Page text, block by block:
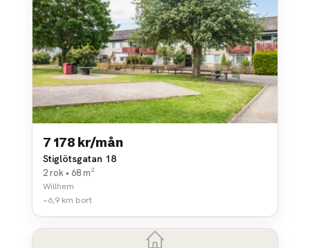
7 178 kr/mån
Stiglötsgatan 18
2 rok • 68 m²
Willhem
~6,9 km bort